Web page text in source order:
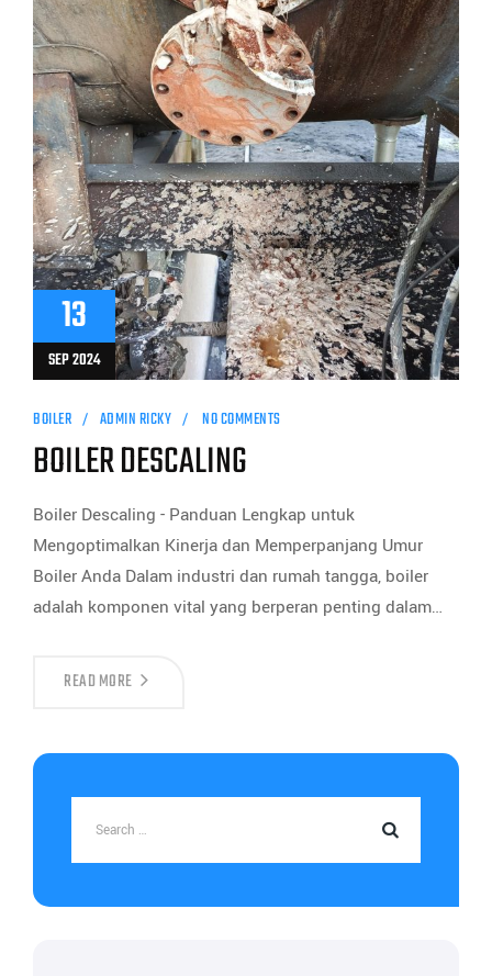
13
SEP 2024
BOILER ADMIN RICKY NO COMMENTS
BOILER DESCALING
Boiler Descaling - Panduan Lengkap untuk
Mengoptimalkan Kinerja dan Memperpanjang Umur
Boiler Anda Dalam industri dan rumah tangga, boiler
adalah komponen vital yang berperan penting dalam…
READ MORE